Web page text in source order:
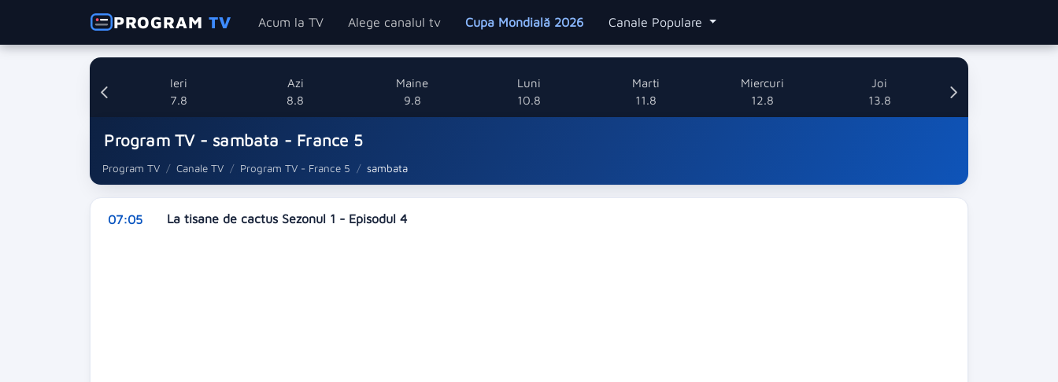
PROGRAMTV Acum la TV Alege canalul tv Cupa Mondială 2026 Canale Populare
Ieri
7.8
Azi
8.8
Maine
9.8
Luni
10.8
Marti
11.8
Miercuri
12.8
Joi
13.8
Program TV - sambata - France 5
Program TV Canale TV Program TV - France 5 sambata
07:05 La tisane de cactus Sezonul 1 - Episodul 4